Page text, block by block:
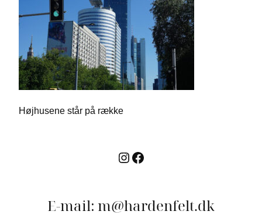
Højhusene står på række
Instagram
Facebook
E-mail: m@hardenfelt.dk